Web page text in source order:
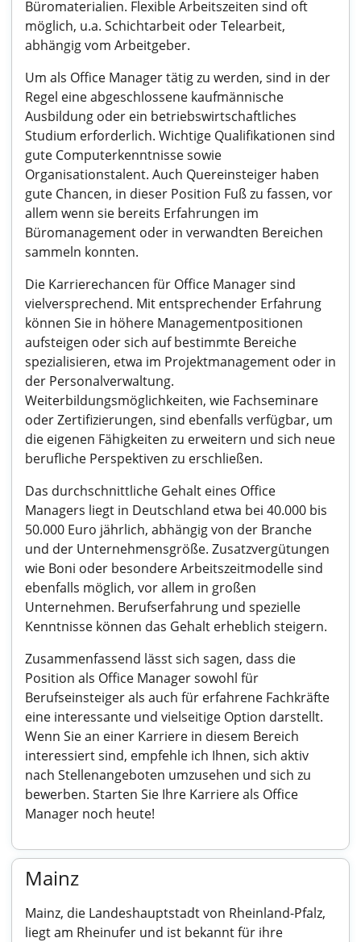
Büromaterialien. Flexible Arbeitszeiten sind oft
möglich, u.a. Schichtarbeit oder Telearbeit,
abhängig vom Arbeitgeber.
Um als Office Manager tätig zu werden, sind in der
Regel eine abgeschlossene kaufmännische
Ausbildung oder ein betriebswirtschaftliches
Studium erforderlich. Wichtige Qualifikationen sind
gute Computerkenntnisse sowie
Organisationstalent. Auch Quereinsteiger haben
gute Chancen, in dieser Position Fuß zu fassen, vor
allem wenn sie bereits Erfahrungen im
Büromanagement oder in verwandten Bereichen
sammeln konnten.
Die Karrierechancen für Office Manager sind
vielversprechend. Mit entsprechender Erfahrung
können Sie in höhere Managementpositionen
aufsteigen oder sich auf bestimmte Bereiche
spezialisieren, etwa im Projektmanagement oder in
der Personalverwaltung.
Weiterbildungsmöglichkeiten, wie Fachseminare
oder Zertifizierungen, sind ebenfalls verfügbar, um
die eigenen Fähigkeiten zu erweitern und sich neue
berufliche Perspektiven zu erschließen.
Das durchschnittliche Gehalt eines Office
Managers liegt in Deutschland etwa bei 40.000 bis
50.000 Euro jährlich, abhängig von der Branche
und der Unternehmensgröße. Zusatzvergütungen
wie Boni oder besondere Arbeitszeitmodelle sind
ebenfalls möglich, vor allem in großen
Unternehmen. Berufserfahrung und spezielle
Kenntnisse können das Gehalt erheblich steigern.
Zusammenfassend lässt sich sagen, dass die
Position als Office Manager sowohl für
Berufseinsteiger als auch für erfahrene Fachkräfte
eine interessante und vielseitige Option darstellt.
Wenn Sie an einer Karriere in diesem Bereich
interessiert sind, empfehle ich Ihnen, sich aktiv
nach Stellenangeboten umzusehen und sich zu
bewerben. Starten Sie Ihre Karriere als Office
Manager noch heute!
Mainz
Mainz, die Landeshauptstadt von Rheinland-Pfalz,
liegt am Rheinufer und ist bekannt für ihre